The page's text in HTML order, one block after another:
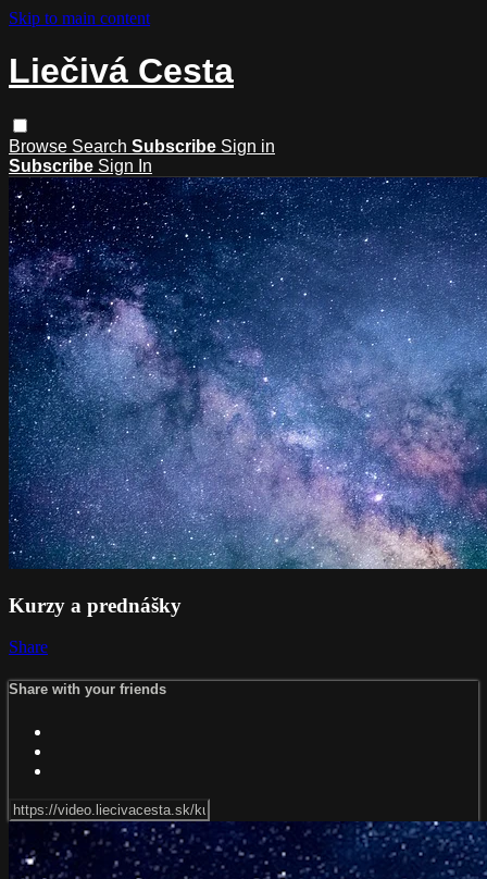
Skip to main content
Liečivá Cesta
Browse Search Subscribe Sign in
Subscribe Sign In
Kurzy a prednášky
Share
Share with your friends